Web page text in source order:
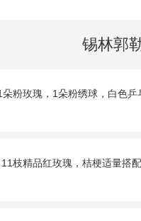
锡林郭
粉玫瑰，1朵粉绣球，白色乒乓菊，桔
11枝精品红玫瑰，桔梗适量搭配